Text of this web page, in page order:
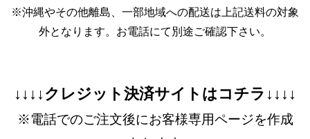
※沖縄やその他離島、一部地域への配送は上記送料の対象
外となります。お電話にて別途ご確認下さい。
↓↓↓↓クレジット決済サイトはコチラ↓↓↓↓
※電話でのご注文後にお客様専用ページを作成